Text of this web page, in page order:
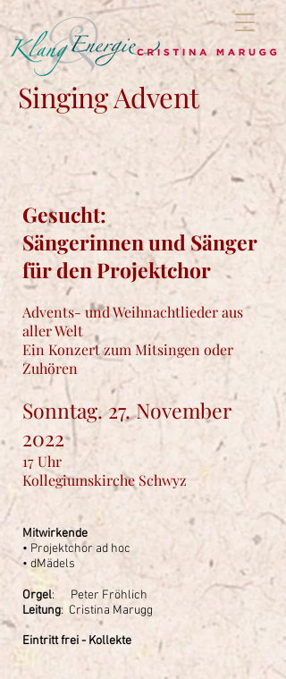
SingingAdvent
Gesucht:
Sängerinnen und Sänger
für den Projektchor
Advents- und Weihnachtlieder aus
aller Welt
Ein Konzert zum Mitsingen oder
Zuhören
Sonntag. 27. November
2022
17 Uhr
Kollegiumskirche Schwyz
Mitwirkende
• Projektchor ad hoc
• dMädels
Orgel: Peter Fröhlich
Leitung: Cristina Marugg
Eintritt frei - Kollekte